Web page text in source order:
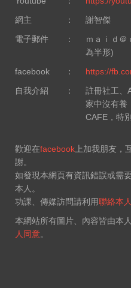
網主
：
謝智傑
電子郵件
：
ｍａｉｄ＠
為半形)
facebook
：
https://
自我介紹
：
註冊社工、
家中沒有養
CAFE，特
歡迎在facebook 上加我朋友，
謝。
如發現本網頁有資訊錯誤或需
本人。
功課、傳媒訪問請利用聯絡本人
本網站所有圖片、內容皆由本
人同意。